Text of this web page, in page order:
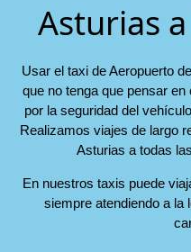
Asturias
Usar el taxi de Aeropuerto
que no tenga que pensar
por la seguridad del
Realizamos viajes de largo
Asturias a todas
En nuestros taxis puede
siempre atendiendo a la